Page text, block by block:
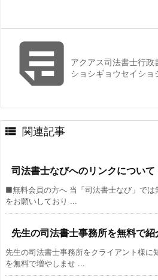
アクアス司法書士行政
ショシギョウセイショ
 関連記事
司法書士なびへのリンクについて
■無料会員の方へ 当「司法書士なび」では
をお願いしており ...
先生の司法書士事務所を無料で
先生の司法書士事務所をクライアント様に
を無料で増やしませ ...